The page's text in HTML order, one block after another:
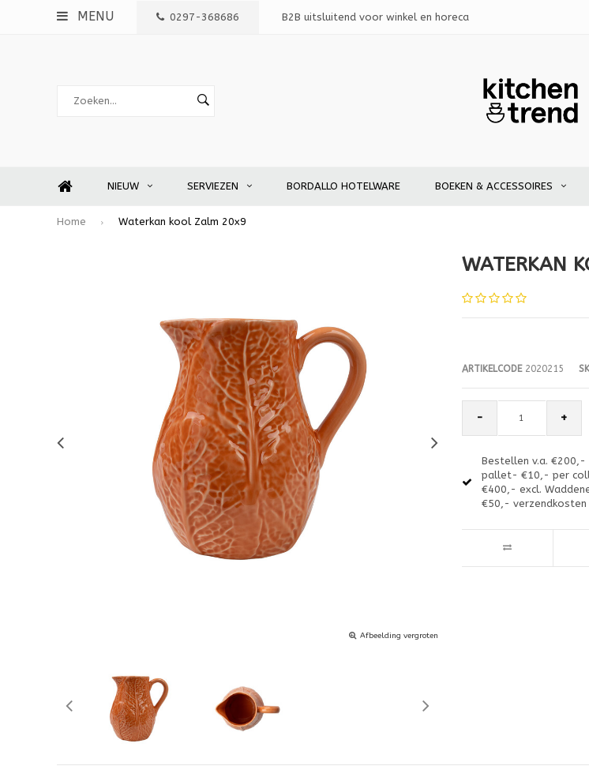
MENU 0297-368686 B2B uitsluitend voor winkel en horeca
NIEUW SERVIEZEN BORDALLO HOTELWARE BOEKEN & ACCESSOIRES
Home Waterkan kool Zalm 20x9
Afbeelding vergroten
WATERKAN
ARTIKELCODE2020215
- +
Bestellen v.a. €200,-
pallet- €10,- per
€400,- excl.
€50,-